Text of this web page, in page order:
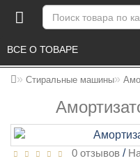
Стиральные машины
ВСЕ О ТОВАРЕ
0 отзывов /